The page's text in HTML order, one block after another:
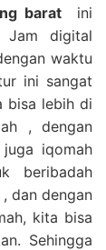
baratini
Jam digital
waktu
ini sangat
bisa lebih di
, dengan
iqomah
beribadah
dan dengan
kita bisa
Sehingga